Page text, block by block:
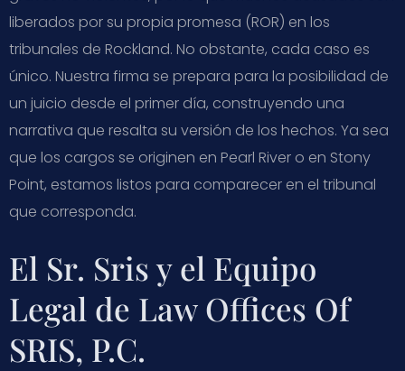
liberados por su propia promesa (ROR) en los
tribunales de Rockland. No obstante, cada caso es
único. Nuestra firma se prepara para la posibilidad de
un juicio desde el primer día, construyendo una
narrativa que resalta su versión de los hechos. Ya sea
que los cargos se originen en Pearl River o en Stony
Point, estamos listos para comparecer en el tribunal
que corresponda.
El Sr. Sris y el Equipo
Legal de Law Offices Of
SRIS, P.C.